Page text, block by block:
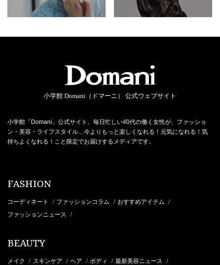
小学館 Domani（ドマーニ） 公式ウェブサイト
小学館「Domani」公式サイト。毎日忙しい40代の働く女性が、ファッショ
ン・美容・ライフスタイル…今よりもっと楽しくなれる！元気になれる！気
持ちよくなれる！こと限定でお届けするメディアです。
FASHION
コーディネート / ファッションコラム / おすすめアイテム /
ファッションニュース /
BEAUTY
メイク / スキンケア / ヘア / ボディ / 最新美容ニュース /